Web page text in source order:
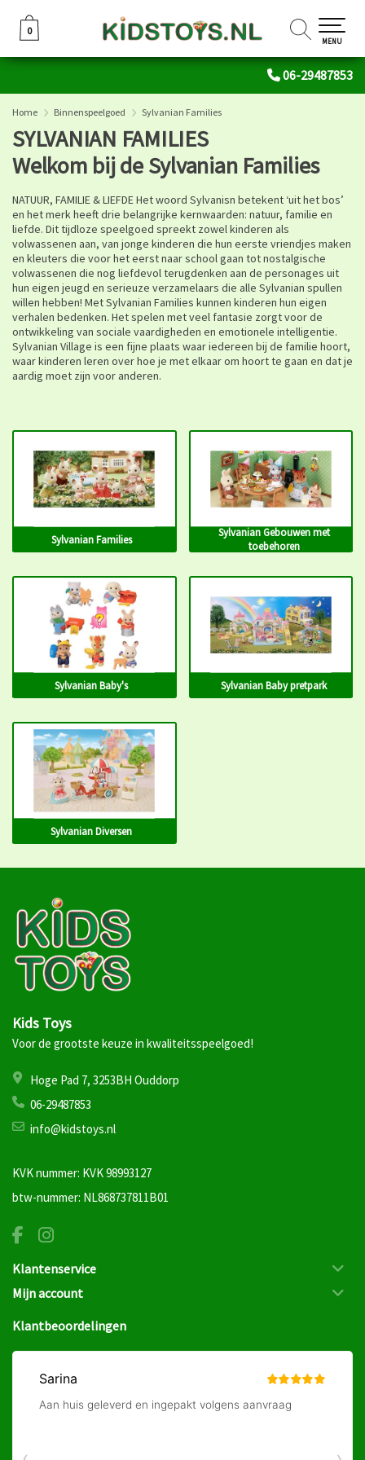
06-29487853
0
0
MENU
Home Binnenspeelgoed Sylvanian Families
SYLVANIAN FAMILIES
Welkom bij de Sylvanian Families
NATUUR, FAMILIE & LIEFDE Het woord Sylvanisn betekent ‘uit het bos’
en het merk heeft drie belangrijke kernwaarden: natuur, familie en
liefde. Dit tijdloze speelgoed spreekt zowel kinderen als
volwassenen aan, van jonge kinderen die hun eerste vriendjes maken
en kleuters die voor het eerst naar school gaan tot nostalgische
volwassenen die nog liefdevol terugdenken aan de personages uit
hun eigen jeugd en serieuze verzamelaars die alle Sylvanian spullen
willen hebben! Met Sylvanian Families kunnen kinderen hun eigen
verhalen bedenken. Het spelen met veel fantasie zorgt voor de
ontwikkeling van sociale vaardigheden en emotionele intelligentie.
Sylvanian Village is een fijne plaats waar iedereen bij de familie hoort,
waar kinderen leren over hoe je met elkaar om hoort te gaan en dat je
aardig moet zijn voor anderen.
Sylvanian Families
Sylvanian Gebouwen met
toebehoren
Sylvanian Baby's Sylvanian Baby pretpark
Sylvanian Diversen
Kids Toys
Voor de grootste keuze in kwaliteitsspeelgoed!
Hoge Pad 7, 3253BH Ouddorp
06-29487853
info@kidstoys.nl
KVK nummer: KVK 98993127
btw-nummer: NL868737811B01
Klantenservice
Mijn account
Klantbeoordelingen